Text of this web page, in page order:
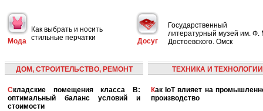
Мода
Как выбрать и носить
стильные перчатки
Досуг
Государственный
литературный музей им. Ф.
Достоевского. Омск
ДОМ, СТРОИТЕЛЬСТВО, РЕМОНТ
Складские помещения класса B:
оптимальный баланс условий и
стоимости
ТЕХНИКА И ТЕХНОЛОГИИ
Как IoT влияет на промышленность и
производство